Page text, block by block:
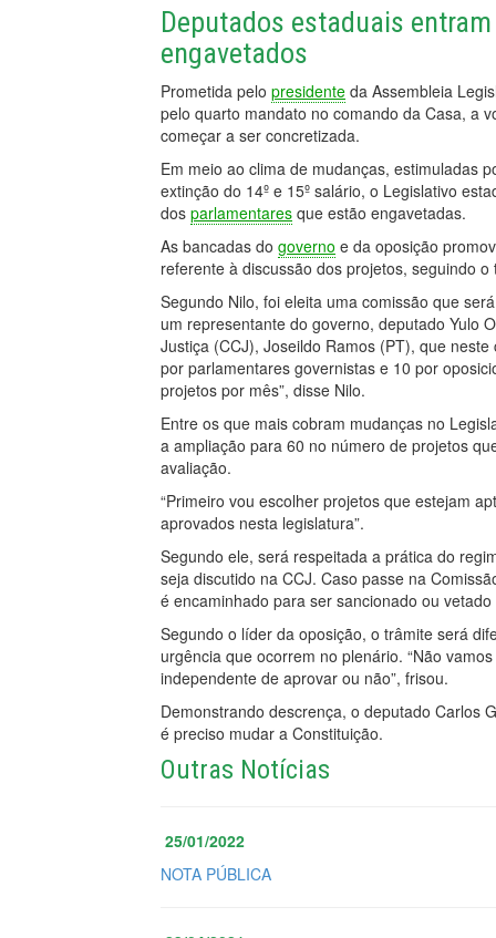
Deputados estaduais
engavetados
Prometida pelo presidente da Assembleia
pelo quarto mandato no comando da Casa, a
começar a ser concretizada.
Em meio ao clima de mudanças, estimuladas
extinção do 14º e 15º salário, o Legislativo
dos parlamentares que estão engavetadas.
As bancadas do governo e da oposição
referente à discussão dos projetos, seguindo
Segundo Nilo, foi eleita uma comissão que
um representante do governo, deputado Yulo
Justiça (CCJ), Joseildo Ramos (PT), que
por parlamentares governistas e 10 por
projetos por mês”, disse Nilo.
Entre os que mais cobram mudanças no
a ampliação para 60 no número de projetos
avaliação.
“Primeiro vou escolher projetos que estejam
aprovados nesta legislatura”.
Segundo ele, será respeitada a prática do
seja discutido na CCJ. Caso passe na
é encaminhado para ser sancionado ou
Segundo o líder da oposição, o trâmite será
urgência que ocorrem no plenário. “Não
independente de aprovar ou não”, frisou.
Demonstrando descrença, o deputado Carlos
é preciso mudar a Constituição.
Outras Notícias
25/01/2022
NOTA PÚBLICA